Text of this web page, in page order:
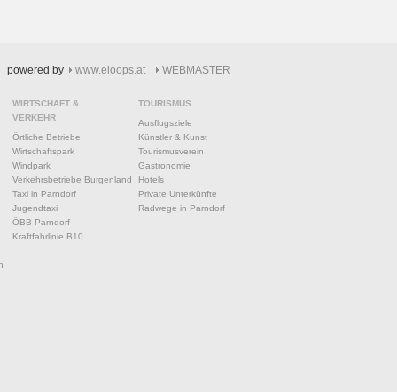
powered by www.eloops.at WEBMASTER
WIRTSCHAFT &
VERKEHR
Örtliche Betriebe
Wirtschaftspark
Windpark
Verkehrsbetriebe Burgenland
Taxi in Parndorf
Jugendtaxi
ÖBB Parndorf
Kraftfahrlinie B10
TOURISMUS
Ausflugsziele
Künstler & Kunst
Tourismusverein
Gastronomie
Hotels
Private Unterkünfte
Radwege in Parndorf